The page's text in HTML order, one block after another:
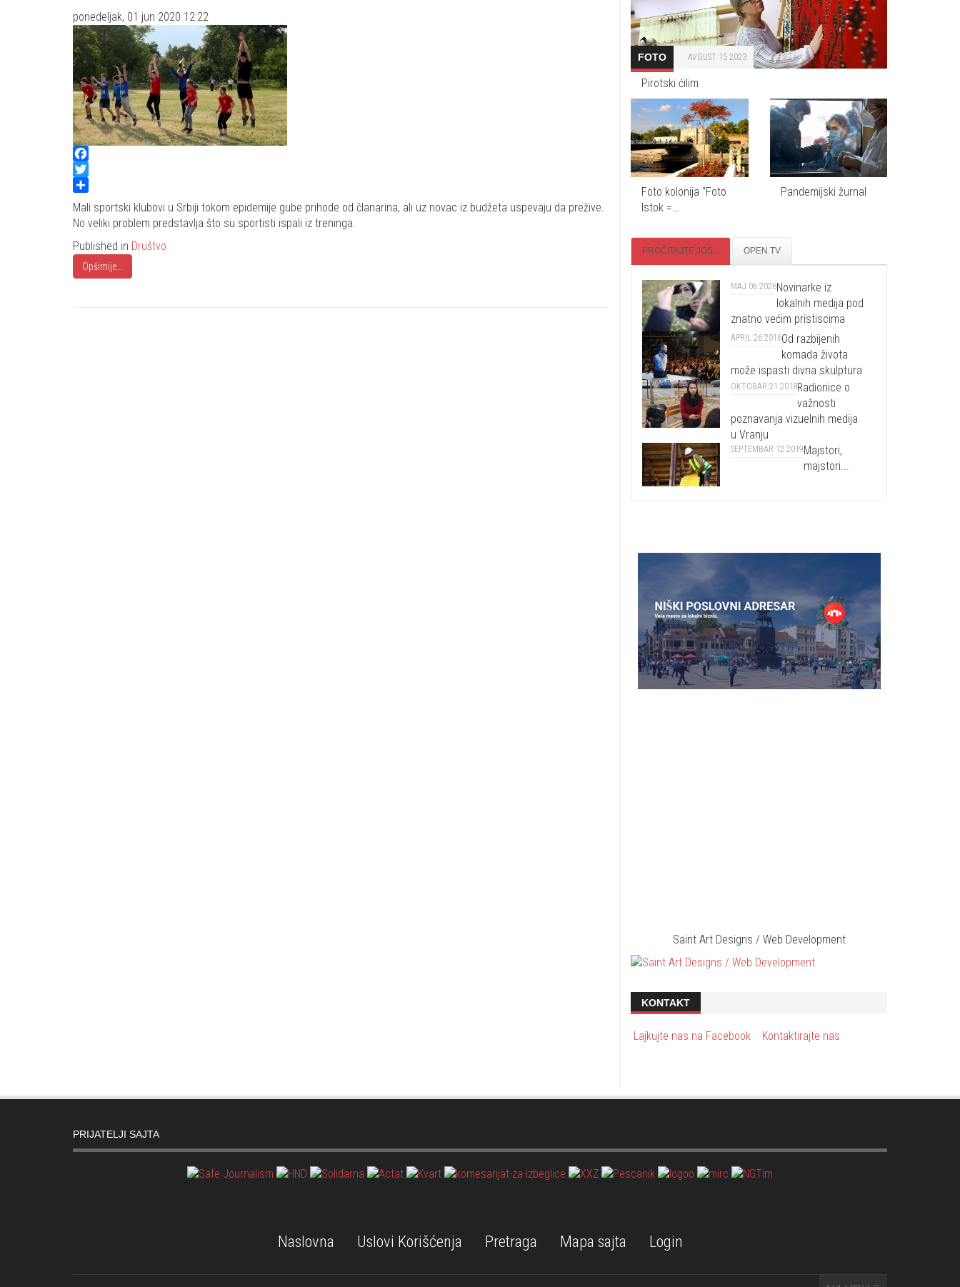
ponedeljak, 01 jun 2020 12:22
Facebook
Twitter
Share
Mali sportski klubovi u Srbiji tokom epidemije gube prihode od članarina, ali uz novac iz budžeta uspevaju da prežive.
No veliki problem predstavlja što su sportisti ispali iz treninga.
Published in Društvo
Opširnije...
FOTO AVGUST 15 2023
Pirotski ćilim
Foto kolonija "Foto
Istok =…
Pandemijski žurnal
PROČITAJTE JOŠ... OPEN TV
MAJ 06 2026Novinarke iz
lokalnih medija pod
znatno većim pristiscima
APRIL 26 2016Od razbijenih
komada života
može ispasti divna skulptura
OKTOBAR 21 2018Radionice o
važnosti
poznavanja vizuelnih medija
u Vranju
SEPTEMBAR 12 2019Majstori,
majstori...
Saint Art Designs / Web Development
KONTAKT
Lajkujte nas na Facebook Kontaktirajte nas
PRIJATELJI SAJTA
Naslovna Uslovi Korišćenja Pretraga Mapa sajta Login